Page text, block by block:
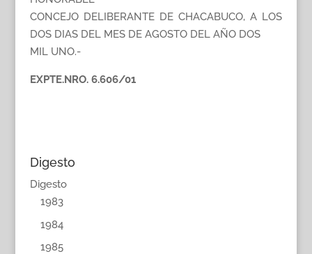
CONCEJO DELIBERANTE DE CHACABUCO, A LOS
DOS DIAS DEL MES DE AGOSTO DEL AÑO DOS
MIL UNO.-
EXPTE.NRO. 6.606/01
Digesto
Digesto
1983
1984
1985